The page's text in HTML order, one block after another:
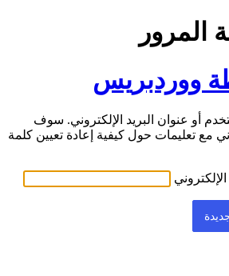
المرور
ووردبريس
أو عنوان البريد الإلكتروني. سوف
مع تعليمات حول كيفية إعادة تعيين كلمة